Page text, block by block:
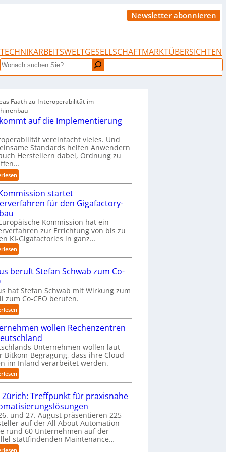
Newsletter abonnieren
TECHNIKARBEITSWELTGESELLSCHAFTMARKTÜBERSICHTEN
Search
Faath zu Interoperabilität im
kommt auf die Implementierung
vereinfacht vieles. Und
Standards helfen Anwendern
Herstellern dabei, Ordnung zu
:
„
E
s
k
m
m
t
a
u
f
e
I
m
p
l
e
m
e
n
i
r
u
n
g
a
n
“
startet
für den Gigafactory-
Kommission hat ein
zur Errichtung von bis zu
KI-Gigafactories in ganz…
:
E
-
o
m
m
i
s
i
o
n
s
t
r
t
e
t
B
i
e
beruft Stefan Schwab zum Co-
hat Stefan Schwab mit Wirkung zum
zum Co-CEO berufen.
:
C
y
u
s
b
e
r
f
t
t
e
f
a
wollen Rechenzentren
Unternehmen wollen laut
Bitkom-Begragung, dass ihre Cloud-
im Inland verarbeitet werden.
:
U
t
e
r
n
e
h
m
Zürich: Treffpunkt für praxisnahe
und 27. August präsentieren 225
auf der All About Automation
rund 60 Unternehmen auf der
stattfindenden Maintenance…
: